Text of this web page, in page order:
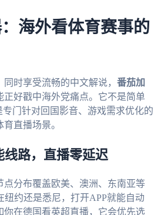
海外看体育赛事的
时享受流畅的中文解说， 番茄加
正好戳中海外党痛点。它不是简单
专门针对回国影音、游戏需求优化的
直播场景。
线路，直播零延迟
点分布覆盖欧美、澳洲、东南亚等
纽约还是悉尼，打开APP就能自动
你在德国看英超直播，它会优先选